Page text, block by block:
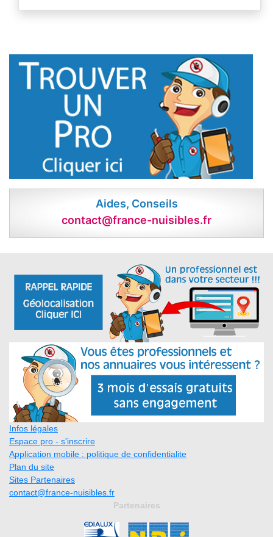
intervienne dans les meilleurs délais. Devis
& Conseils Gratuits ! Tarifs clairs.
Aides, Conseils
contact@france-nuisibles.fr
Infos légales
Espace pro - s'inscrire
Application mobile : politique de confidentialite
Plan du site
Sites Partenaires
contact@france-nuisibles.fr
Partenaires